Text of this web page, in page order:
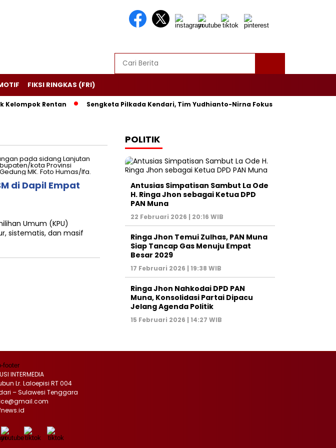
FIKSI RINGKAS (FRI)
Rentan Sengketa Pilkada Kendari, Tim Yudhianto-Nirna Fokus Siapkan Bukti di MK
di Dapil Empat
Umum (KPU)
sistematis, dan masif
POLITIK
Antusias Simpatisan Sambut La Ode
H. Ringa Jhon sebagai Ketua DPD
PAN Muna
22 Februari 2026 | 20:16 WIB
Ringa Jhon Temui Zulhas, PAN Muna
Siap Tancap Gas Menuju Empat
Besar 2029
17 Februari 2026 | 19:38 WIB
Ringa Jhon Nahkodai DPD PAN
Muna, Konsolidasi Partai Dipacu
Jelang Agenda Politik
15 Februari 2026 | 14:27 WIB
INTERMEDIA
Lr. Laloepisi RT 004
– Sulawesi Tenggara